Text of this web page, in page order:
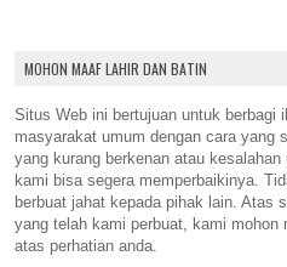
MOHON MAAF LAHIR DAN BATIN
Situs Web ini bertujuan untuk berbagi
masyarakat umum dengan cara yang
yang kurang berkenan atau
kami bisa segera memperbaikinya.
berbuat jahat kepada pihak lain. Atas
yang telah kami perbuat, kami mohon
atas perhatian anda.